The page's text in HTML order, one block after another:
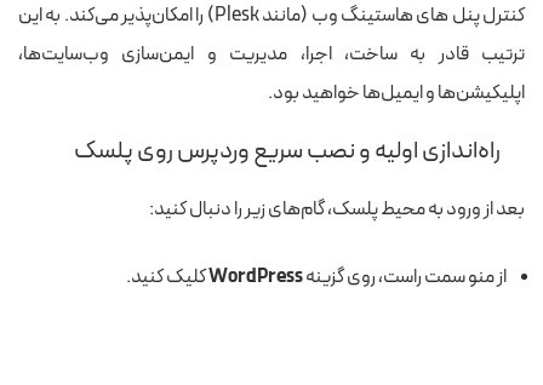
کنترل پنل های هاستینگ وب (مانند Plesk) را امکان‌پذیر می‌کند. به این
ترتیب قادر به ساخت، اجرا، مدیریت و ایمن‌سازی وب‌سایت‌ها،
اپلیکیشن‌ها و ایمیل‌ها خواهید بود.
راه‌اندازی اولیه و نصب سریع وردپرس روی پلسک
بعد از ورود به محیط پلسک، گام‌های زیر را دنبال کنید:
از منو سمت راست، روی گزینهWordPressکلیک کنید.